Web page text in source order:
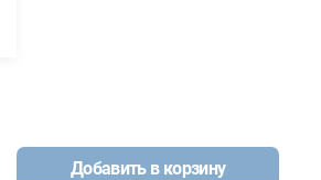
Добавить в корзину